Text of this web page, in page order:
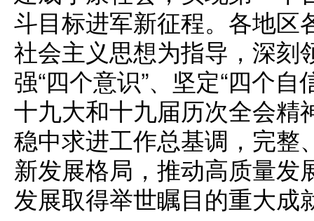
斗目标进军新征程。各地区
社会主义思想为指导，深刻
强“四个意识”、坚定“四个
十九大和十九届历次全会精
稳中求进工作总基调，完整
新发展格局，推动高质量
发展取得举世瞩目的重大成